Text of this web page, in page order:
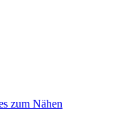
zum Nähen